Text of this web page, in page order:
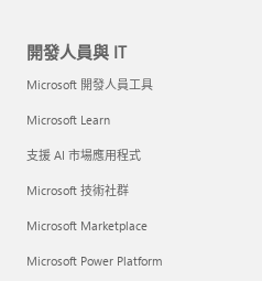
開發人員與 IT
Microsoft 開發人員工具
Microsoft Learn
支援 AI 市場應用程式
Microsoft 技術社群
Microsoft Marketplace
Microsoft Power Platform